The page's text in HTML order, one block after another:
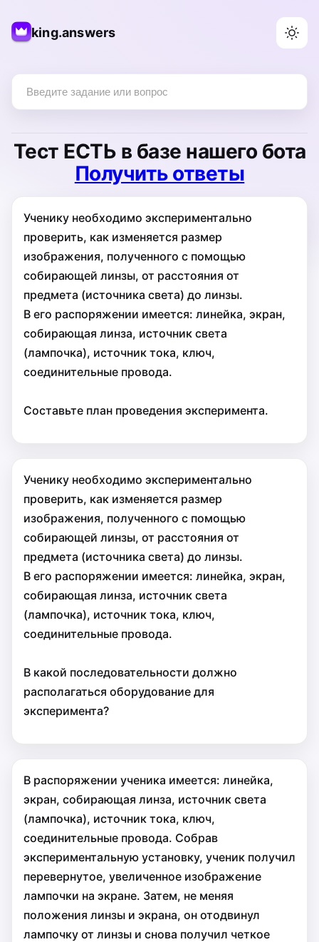
king.answers
Тест ЕСТЬ в базе нашего бота
Получить ответы
Ученику необходимо экспериментально
проверить, как изменяется размер
изображения, полученного с помощью
собирающей линзы, от расстояния от
предмета (источника света) до линзы.
В его распоряжении имеется: линейка, экран,
собирающая линза, источник света
(лампочка), источник тока, ключ,
соединительные провода.
Составьте план проведения эксперимента.
Ученику необходимо экспериментально
проверить, как изменяется размер
изображения, полученного с помощью
собирающей линзы, от расстояния от
предмета (источника света) до линзы.
В его распоряжении имеется: линейка, экран,
собирающая линза, источник света
(лампочка), источник тока, ключ,
соединительные провода.
В какой последовательности должно
располагаться оборудование для
эксперимента?
В распоряжении ученика имеется: линейка,
экран, собирающая линза, источник света
(лампочка), источник тока, ключ,
соединительные провода. Собрав
экспериментальную установку, ученик получил
перевернутое, увеличенное изображение
лампочки на экране. Затем, не меняя
положения линзы и экрана, он отодвинул
лампочку от линзы и снова получил четкое